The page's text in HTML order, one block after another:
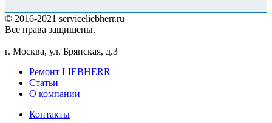
© 2016-2021 serviceliebherr.ru
Все права защищены.
г. Москва, ул. Брянская, д.3
Ремонт LIEBHERR
Статьи
О компании
Контакты